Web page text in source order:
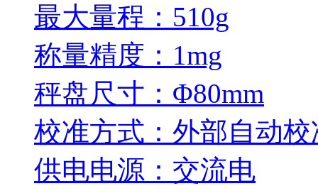
最大量程：510g
称量精度：1mg
秤盘尺寸：Φ80mm
校准方式：外部自动校
供电电源：交流电